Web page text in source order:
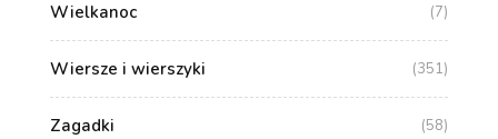
Wielkanoc (7)
Wiersze i wierszyki (351)
Zagadki (58)